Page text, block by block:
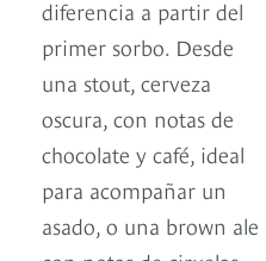
diferencia a partir del
primer sorbo. Desde
una stout, cerveza
oscura, con notas de
chocolate y café, ideal
para acompañar un
asado, o una brown ale